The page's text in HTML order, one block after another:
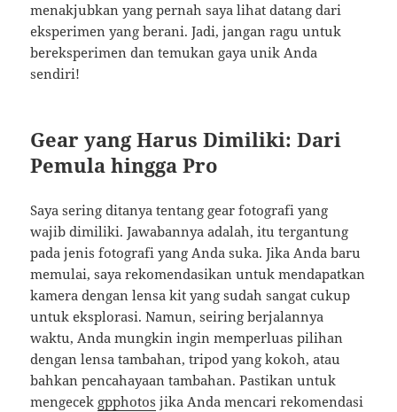
menakjubkan yang pernah saya lihat datang dari
eksperimen yang berani. Jadi, jangan ragu untuk
bereksperimen dan temukan gaya unik Anda
sendiri!
Gear yang Harus Dimiliki: Dari
Pemula hingga Pro
Saya sering ditanya tentang gear fotografi yang
wajib dimiliki. Jawabannya adalah, itu tergantung
pada jenis fotografi yang Anda suka. Jika Anda baru
memulai, saya rekomendasikan untuk mendapatkan
kamera dengan lensa kit yang sudah sangat cukup
untuk eksplorasi. Namun, seiring berjalannya
waktu, Anda mungkin ingin memperluas pilihan
dengan lensa tambahan, tripod yang kokoh, atau
bahkan pencahayaan tambahan. Pastikan untuk
mengecek gpphotos jika Anda mencari rekomendasi